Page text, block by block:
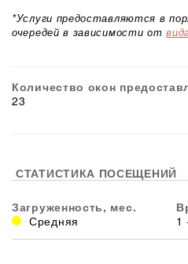
*Услуги предоставляются в
очередей в зависимости от
Количество окон
23
СТАТИСТИКА ПОСЕЩЕНИЙ
Загруженность, мес.
Средняя
1